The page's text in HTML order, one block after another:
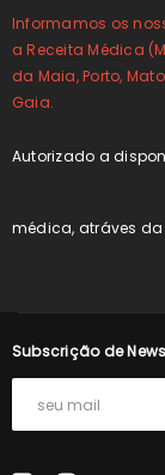
Informamos os
a Receita Médica
da Maia, Porto,
Gaia.
Autorizado a
médica, atráves da
Subscrição de